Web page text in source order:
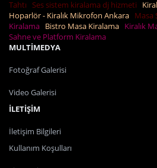
Tahtı
Ses sistem kiralama dj hizmeti
Hoparlör - Kiralık Mikrofon Ankara Masa
Kiralama Bistro Masa Kiralama Kiralık
Sahne ve Platform Kiralama
MULTİMEDYA
Fotoğraf Galerisi
Video Galerisi
İLETİŞİM
İletişim Bilgileri
Kullanım Koşulları